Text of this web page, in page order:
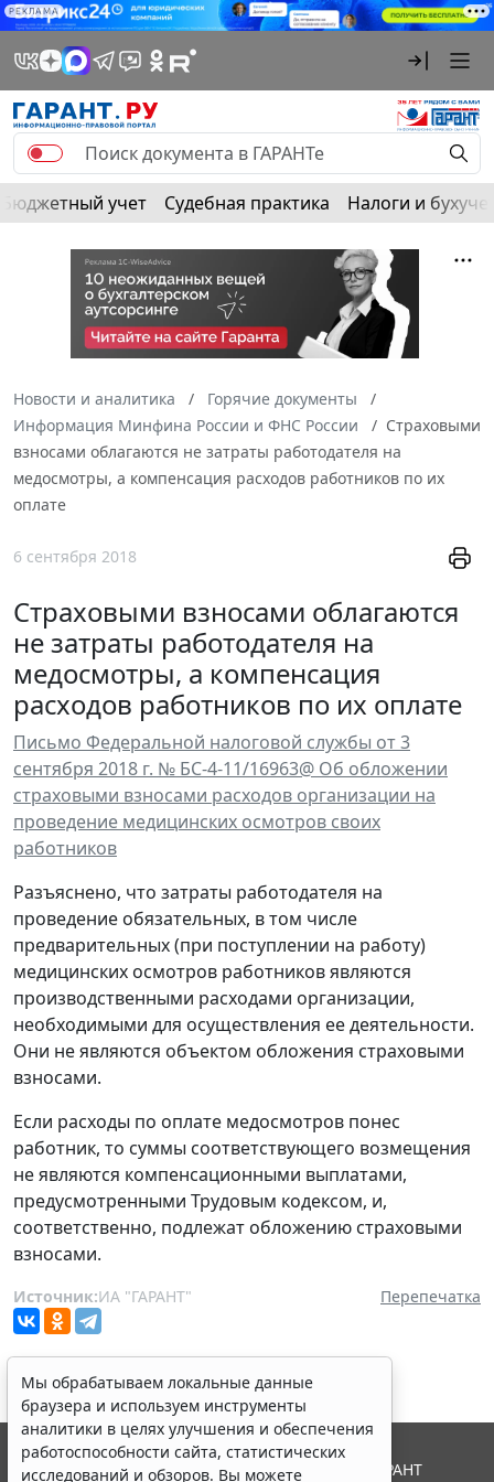
РЕКЛАМА
Бюджетный учет Судебная практика Налоги и
Новости и аналитика
Горячие документы
Информация Минфина России и ФНС России
Страховыми
взносами облагаются не затраты работодателя на
медосмотры, а компенсация расходов работников по их
оплате
6 сентября 2018
Страховыми взносами облагаются
не затраты работодателя на
медосмотры, а компенсация
расходов работников по их оплате
Письмо Федеральной налоговой службы от 3
сентября 2018 г. № БС-4-11/16963@ Об обложении
страховыми взносами расходов организации на
проведение медицинских осмотров своих
работников
Разъяснено, что затраты работодателя на
проведение обязательных, в том числе
предварительных (при поступлении на работу)
медицинских осмотров работников являются
производственными расходами организации,
необходимыми для осуществления ее деятельности.
Они не являются объектом обложения страховыми
взносами.
Если расходы по оплате медосмотров понес
работник, то суммы соответствующего возмещения
не являются компенсационными выплатами,
предусмотренными Трудовым кодексом, и,
соответственно, подлежат обложению страховыми
взносами.
Источник:ИА "ГАРАНТ" Перепечатка
Мы обрабатываем локальные данные
браузера и используем инструменты
аналитики в целях улучшения и обеспечения
работоспособности сайта, статистических
исследований и обзоров. Вы можете
© ООО "НПП "ГАРАНТ-СЕРВИС", 2026. Система ГАРАНТ